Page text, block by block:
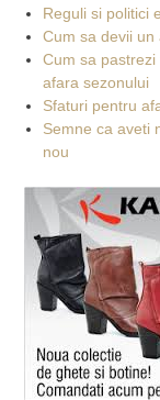
Reguli si politici
Cum sa devii
Cum sa
afara sezonului
Sfaturi pentru
Semne ca aveti
nou